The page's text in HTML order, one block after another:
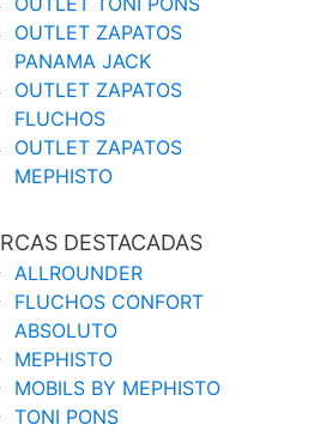
OUTLET ZAPATOS
PANAMA JACK
OUTLET ZAPATOS
FLUCHOS
OUTLET ZAPATOS
MEPHISTO
DESTACADAS
ALLROUNDER
FLUCHOS CONFORT
ABSOLUTO
MEPHISTO
MOBILS BY MEPHISTO
TONI PONS